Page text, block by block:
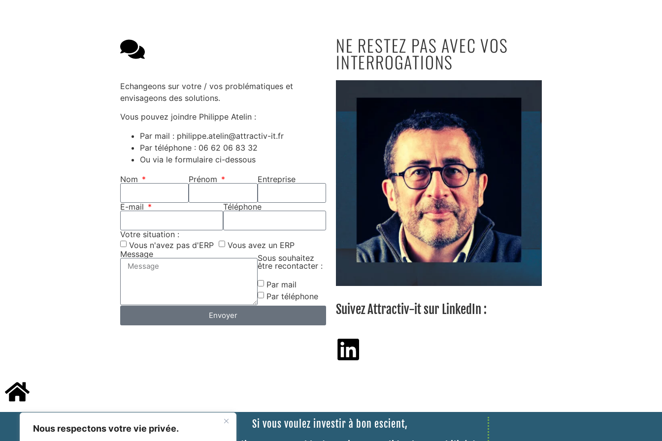
Nous respectons votre vie privée.
NE RESTEZ PAS AVEC VOS
INTERROGATIONS
Echangeons sur votre / vos problématiques et
envisageons des solutions.
Vous pouvez joindre Philippe Atelin :
Par mail : philippe.atelin@attractiv-it.fr
Par téléphone : 06 62 06 83 32
Ou via le formulaire ci-dessous
Nom
Prénom Entreprise
E-mail Téléphone
Votre situation :
Vous n'avez pas d'ERP
Vous avez un ERP
Message
Sous souhaitez
être recontacter :
Par mail
Par téléphone
Envoyer Suivez Attractiv-it sur LinkedIn :
Si vous voulez investir à bon escient,